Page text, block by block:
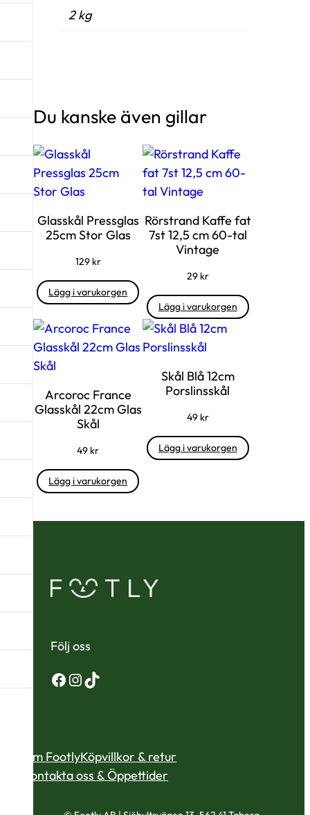
2 kg
Du kanske även gillar
Glasskål Pressglas
25cm Stor Glas
129 kr
Lägg i varukorgen
Rörstrand Kaffe fat
7st 12,5 cm 60-tal
Vintage
29 kr
Lägg i varukorgen
Arcoroc France
Glasskål 22cm Glas
Skål
49 kr
Lägg i varukorgen
Skål Blå 12cm
Porslinsskål
49 kr
Lägg i varukorgen
Följ oss
Facebook
Instagram
TikTok
Om FootlyKöpvillkor & retur
Kontakta oss & Öppettider